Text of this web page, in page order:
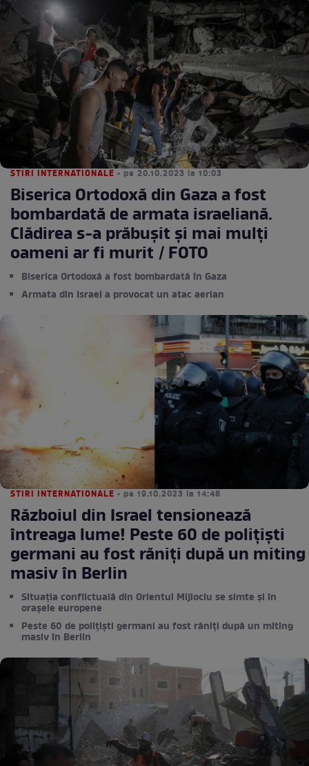
STIRI INTERNATIONALE • pe 20.10.2023 la 10:03
Biserica Ortodoxă din Gaza a fost
bombardată de armata israeliană.
Clădirea s-a prăbușit și mai mulți
oameni ar fi murit / FOTO
Biserica Ortodoxă a fost bombardată în Gaza
Armata din Israel a provocat un atac aerian
STIRI INTERNATIONALE • pe 19.10.2023 la 14:48
Războiul din Israel tensionează
întreaga lume! Peste 60 de polițiști
germani au fost răniți după un miting
masiv în Berlin
Situația conflictuală din Orientul Mijlociu se simte și în
orașele europene
Peste 60 de polițiști germani au fost răniți după un miting
masiv în Berlin